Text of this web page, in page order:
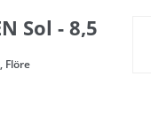
Sol - 8,5
, Flöre